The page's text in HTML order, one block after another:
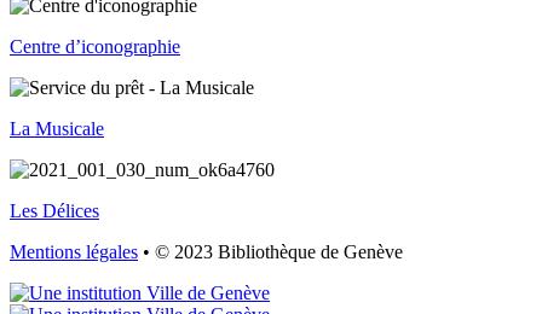
Centre d’iconographie
La Musicale
Les Délices
Mentions légales • © 2023 Bibliothèque de Genève